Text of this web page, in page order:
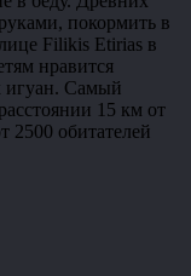
покормить в
Filikis Etirias в
нравится
игуан. Самый
15 км от
2500 обитателей